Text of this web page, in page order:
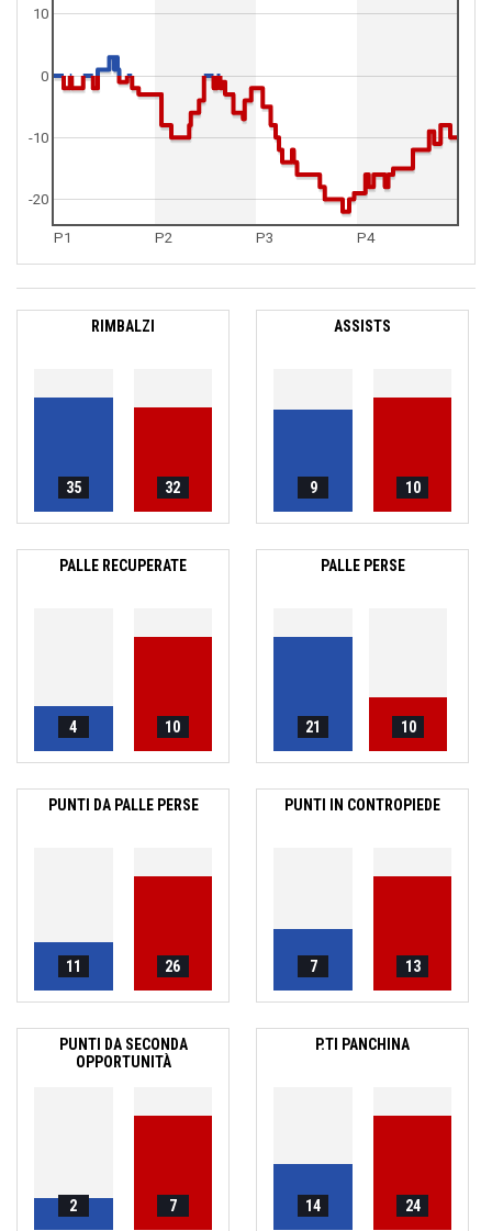
P1 P2 P3 P4
0
10
-20
-10
RIMBALZI
35 32
ASSISTS
9 10
PALLE RECUPERATE
4 10
PALLE PERSE
21 10
PUNTI DA PALLE PERSE
11 26
PUNTI IN CONTROPIEDE
7 13
PUNTI DA SECONDA
OPPORTUNITÀ
2 7
P.TI PANCHINA
14 24